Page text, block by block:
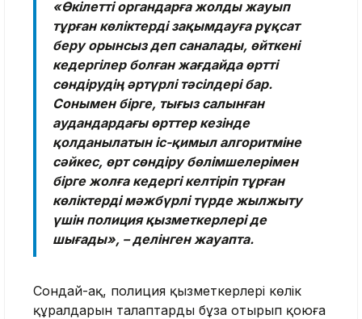
«Өкілетті органдарға жолды жауып
тұрған көліктерді зақымдауға рұқсат
беру орынсыз деп саналады, өйткені
кедергілер болған жағдайда өртті
сөндірудің әртүрлі тәсілдері бар.
Сонымен бірге, тығыз салынған
аудандардағы өрттер кезінде
қолданылатын іс-қимыл алгоритміне
сәйкес, өрт сөндіру бөлімшелерімен
бірге жолға кедергі келтіріп тұрған
көліктерді мәжбүрлі түрде жылжыту
үшін полиция қызметкерлері де
шығады», – делінген жауапта.
Сондай-ақ, полиция қызметкерлері көлік
құралдарын талаптарды бұза отырып қоюға